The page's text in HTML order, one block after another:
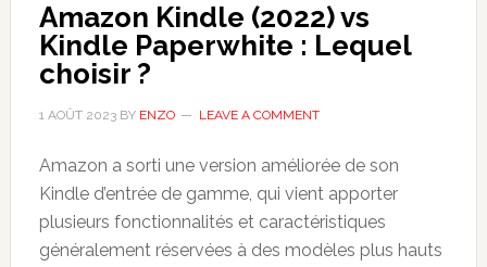
Amazon Kindle (2022) vs
Kindle Paperwhite : Lequel
choisir ?
1 AOÛT 2023BY ENZO LEAVE A COMMENT
Amazon a sorti une version améliorée de son
Kindle d’entrée de gamme, qui vient apporter
plusieurs fonctionnalités et caractéristiques
généralement réservées à des modèles plus hauts